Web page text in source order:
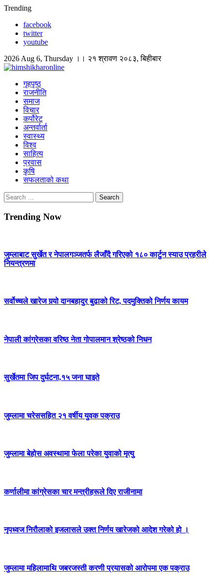
Skip
content
Trending
facebook
twitter
youtube
2026 Aug 6, Thursday ।। २१ श्रावण २०८३, बिहीबार
Himshikhar Online
गृहपृष्ठ
राजनीति
समाज
विचार
कर्पोरेट
अन्तर्वार्ता
स्वास्थ्य
विश्व
साहित्य
प्रवास
कृषि
सफलताको कथा
Search
for:
Trending Now
जुम्लाबाट सुर्खेत र नेपालगञ्जतर्फ लैजाँदै गरिएको १८० कार्टुन स्याउ प्रहरीले
नियन्त्रणमा
सर्वोच्चले खारेज गर्‍यो दानबहादुर बुढाको रिट, पदमुक्तिको निर्णय कायम
नेपाली कांग्रेसका वरिष्ठ नेता गोपालमान श्रेष्ठको निधन
सुर्खेतमा जिप दुर्घटना,१५ जना घाइते
जुम्लामा चरेससहित २१ वर्षीय युवक पक्राउ
जुम्लामा बेहोस अवस्थामा फेला परेका युवाको मृत्यु
कर्णालीमा कांग्रेसका चार मन्त्रीहरूले दिए राजीनामा
नृपध्वज निरौलाको इजलासले उक्त निर्णय खारेजको आदेश गरेको हो ।
जुम्लामा महिलामाथि जबरजस्ती करणी प्रयासको आरोपमा एक पक्राउ